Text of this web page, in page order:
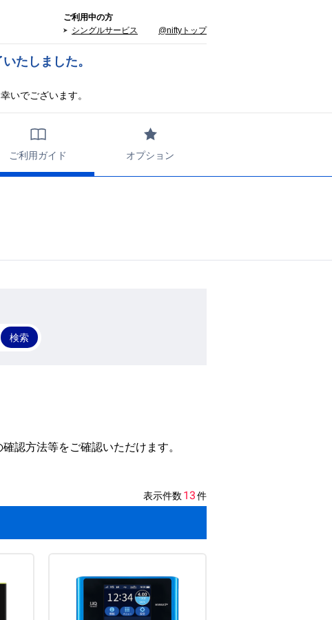
ご利用中の方
シングルサービス
@niftyトップ
たしました。
いでございます。
ご利用ガイド オプション
認方法等をご確認いただけます。
表示件数 13件